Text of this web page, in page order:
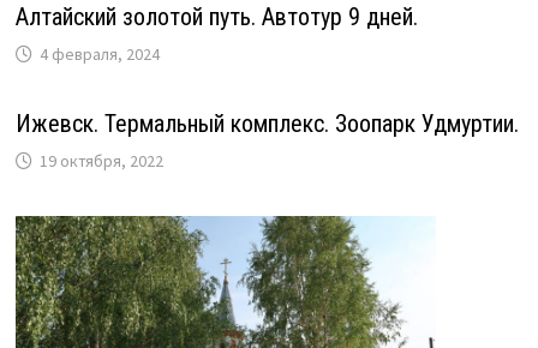
Алтайский золотой путь. Автотур 9 дней.
4 февраля, 2024
Ижевск. Термальный комплекс. Зоопарк Удмуртии.
19 октября, 2022